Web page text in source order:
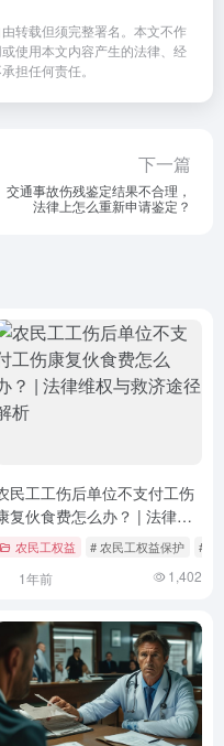
转载但须完整署名。本文不作
使用本文内容产生的法律、经
担任何责任。
下一篇
交通事故伤残鉴定结果不合理，
法律上怎么重新申请鉴定？
术 # 法律维权
民工工伤后单位不支付工伤
复伙食费怎么办？ | 法律维
权与救济途径解析
农民工权益 # 农民工权益保护 # 劳
1年前 1,402